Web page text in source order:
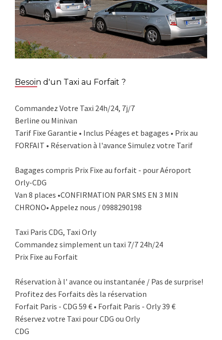
Besoin d'un Taxi au Forfait ?
Commandez Votre Taxi 24h/24, 7j/7
Berline ou Minivan
Tarif Fixe Garantie • Inclus Péages et bagages • Prix au
FORFAIT • Réservation à l'avance Simulez votre Tarif
Bagages compris Prix Fixe au forfait - pour Aéroport
Orly-CDG
Van 8 places •CONFIRMATION PAR SMS EN 3 MIN
CHRONO• Appelez nous / 0988290198
Taxi Paris CDG, Taxi Orly
Commandez simplement un taxi 7/7 24h/24
Prix Fixe au Forfait
Réservation à l' avance ou instantanée / Pas de surprise!
Profitez des Forfaits dès la réservation
Forfait Paris - CDG 59 € • Forfait Paris - Orly 39 €
Réservez votre Taxi pour CDG ou Orly
CDG